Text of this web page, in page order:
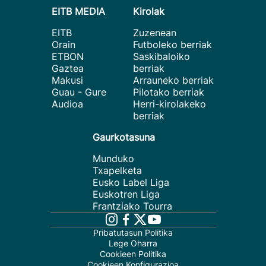
EITB MEDIA
EITB
Orain
ETBON
Gaztea
Makusi
Guau - Gure
Audioa
Kirolak
Zuzenean
Futboleko berriak
Saskibaloiko
berriak
Arrauneko berriak
Pilotako berriak
Herri-kirolakeko
berriak
Gaurkotasuna
Munduko
Txapelketa
Eusko Label Liga
Euskotren Liga
Frantziako Tourra
Pribatutasun Politika
Lege Oharra
Cookieen Politika